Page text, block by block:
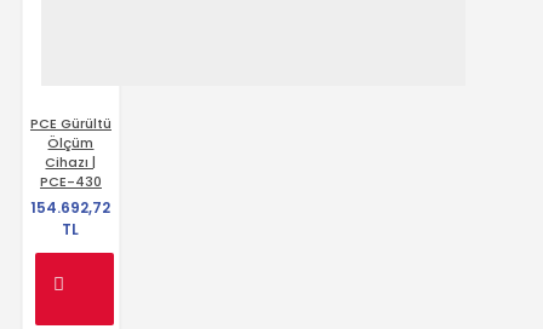
PCE Gürültü
Ölçüm
Cihazı |
PCE-430
154.692,72
TL